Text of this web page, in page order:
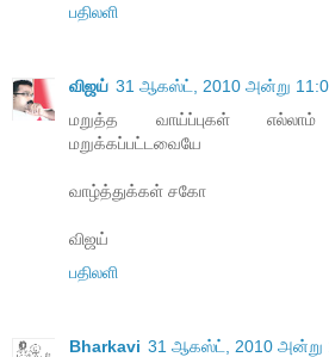
பதிலளி
விஜய் 31 ஆகஸ்ட், 2010 அன்று
மறுத்த வாய்ப்புகள்
மறுக்கப்பட்டவையே
வாழ்த்துக்கள் சகோ
விஜய்
பதிலளி
Bharkavi 31 ஆகஸ்ட், 2010 அன்று